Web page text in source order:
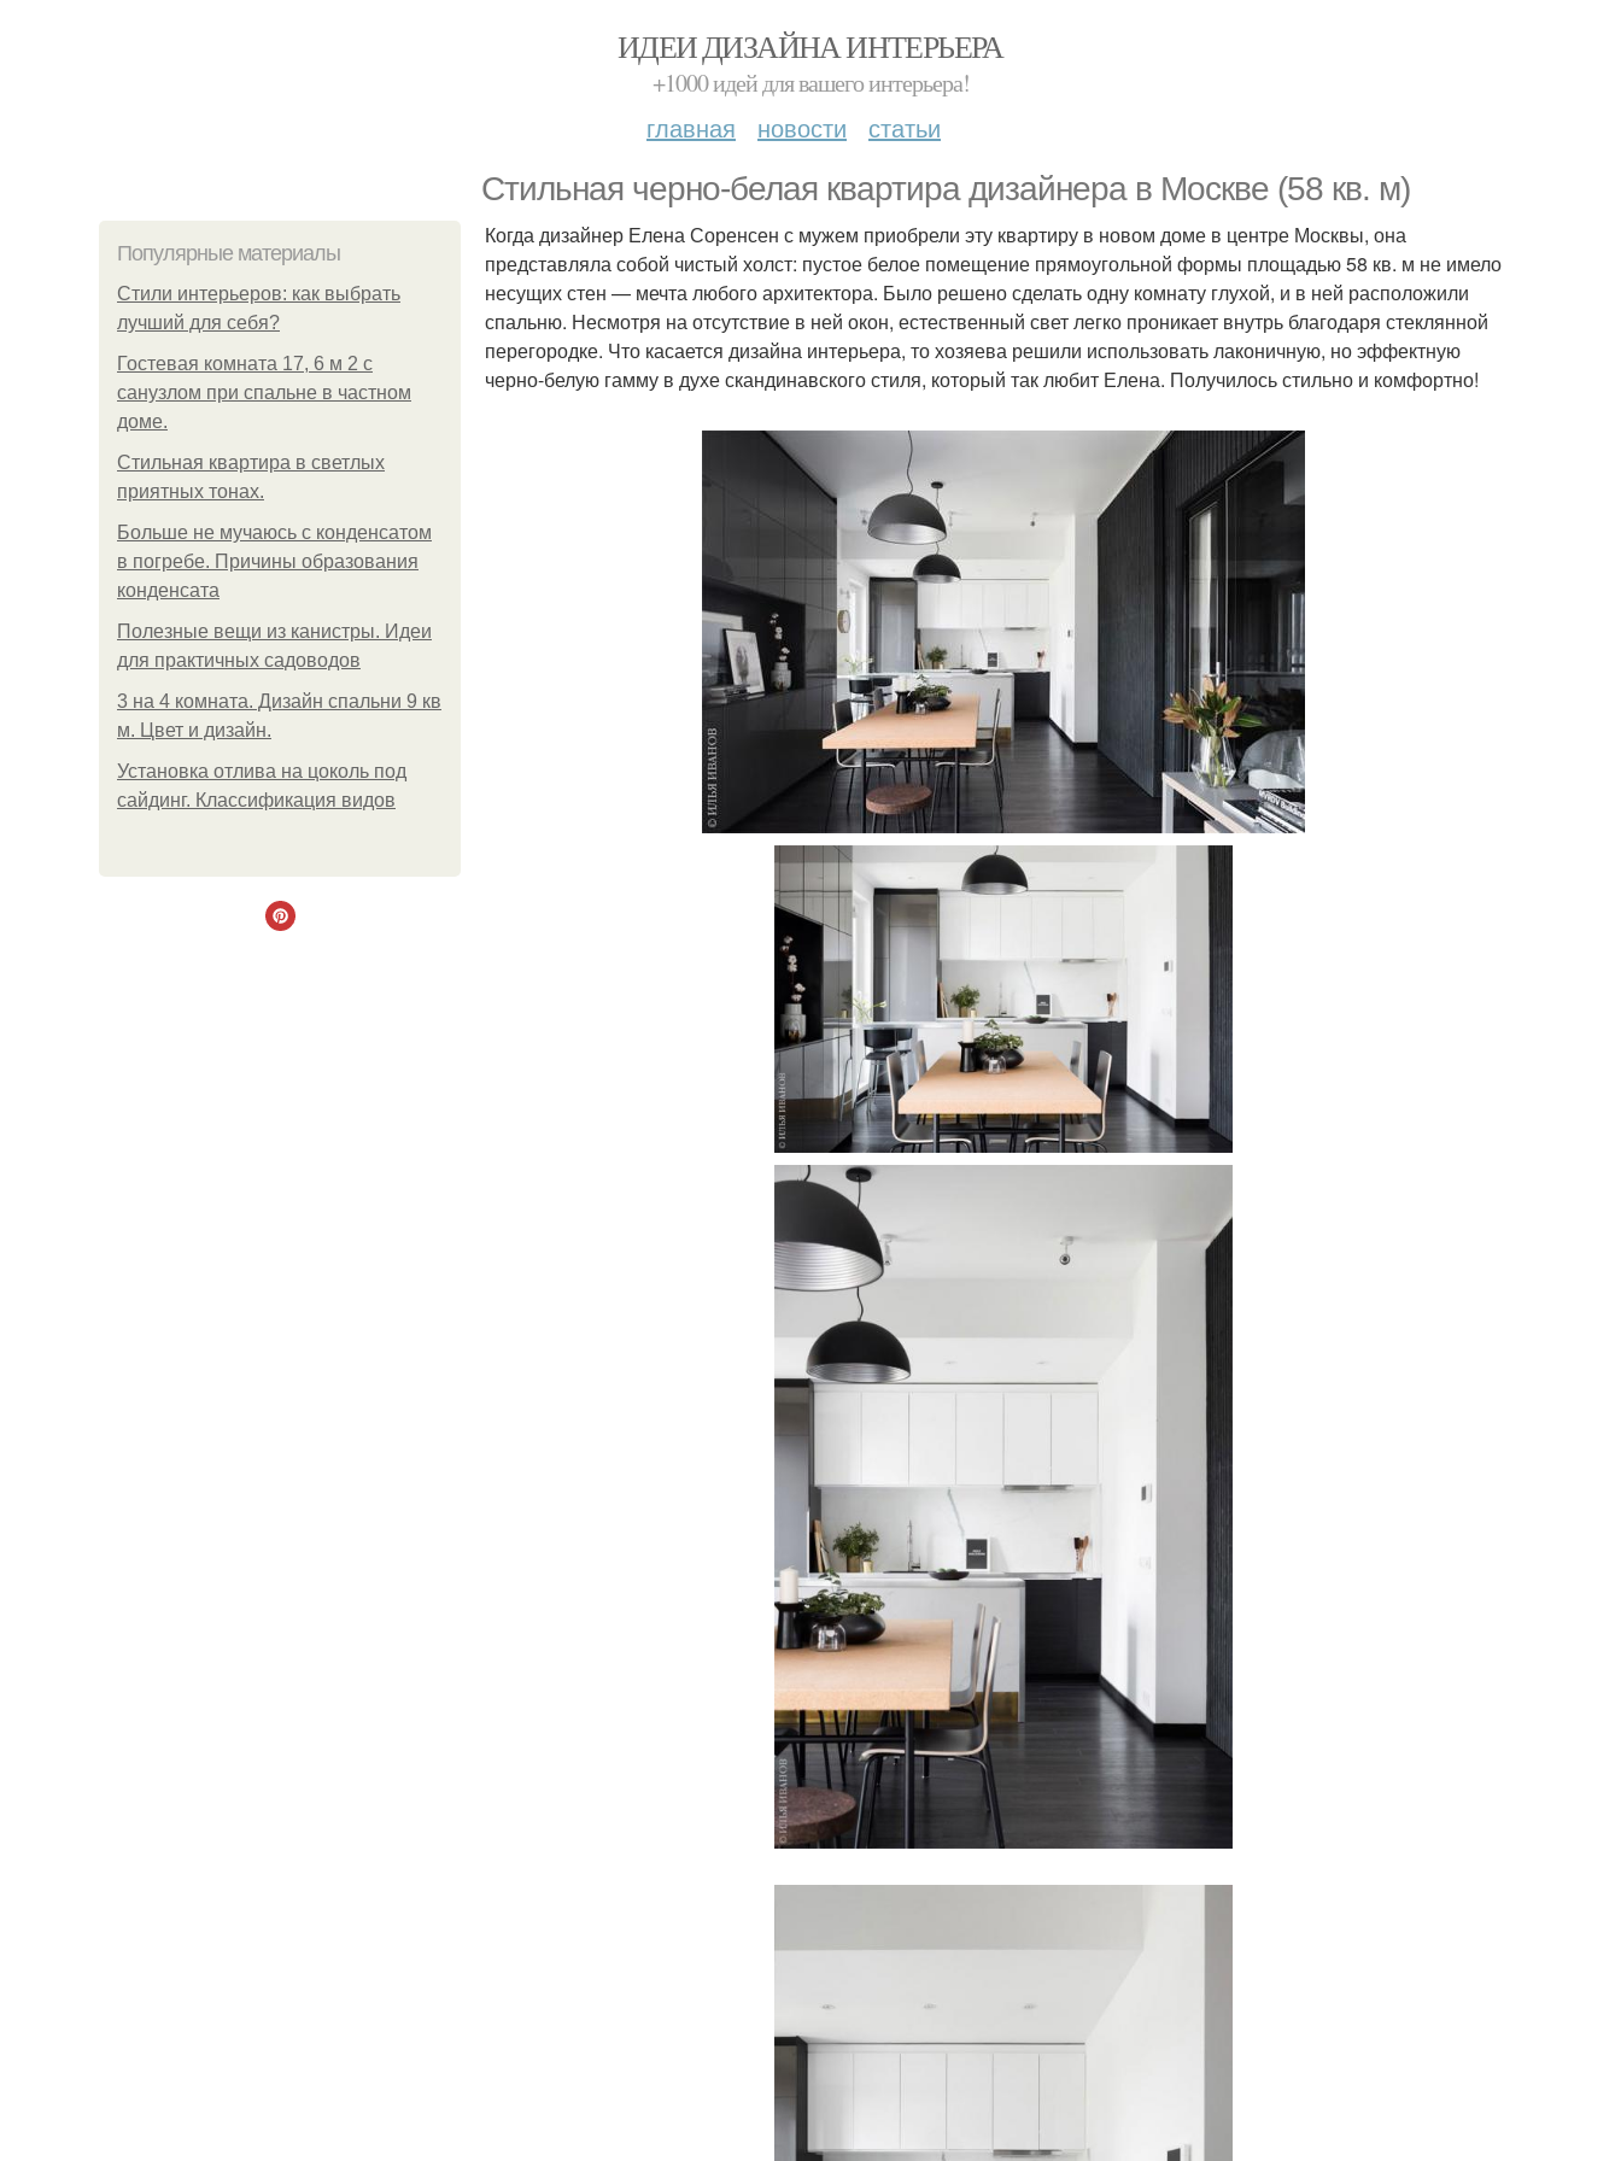
ИДЕИ ДИЗАЙНА ИНТЕРЬЕРА
+1000 идей для вашего интерьера!
главная новости статьи
Стильная черно-белая квартира дизайнера в Москве (58 кв. м)
Популярные материалы
Стили интерьеров: как выбрать
лучший для себя?
Гостевая комната 17, 6 м 2 с
санузлом при спальне в частном
доме.
Стильная квартира в светлых
приятных тонах.
Больше не мучаюсь с конденсатом
в погребе. Причины образования
конденсата
Полезные вещи из канистры. Идеи
для практичных садоводов
3 на 4 комната. Дизайн спальни 9 кв
м. Цвет и дизайн.
Установка отлива на цоколь под
сайдинг. Классификация видов
Когда дизайнер Елена Соренсен с мужем приобрели эту квартиру в новом доме в центре Москвы, она
представляла собой чистый холст: пустое белое помещение прямоугольной формы площадью 58 кв. м не имело
несущих стен — мечта любого архитектора. Было решено сделать одну комнату глухой, и в ней расположили
спальню. Несмотря на отсутствие в ней окон, естественный свет легко проникает внутрь благодаря стеклянной
перегородке. Что касается дизайна интерьера, то хозяева решили использовать лаконичную, но эффектную
черно-белую гамму в духе скандинавского стиля, который так любит Елена. Получилось стильно и комфортно!